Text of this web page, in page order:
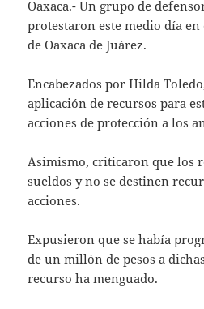
Oaxaca.- Un grupo de
protestaron este medio día
de Oaxaca de Juárez.
Encabezados por Hilda
aplicación de recursos para
acciones de protección a los
Asimismo, criticaron que los
sueldos y no se destinen
acciones.
Expusieron que se había
de un millón de pesos a
recurso ha menguado.